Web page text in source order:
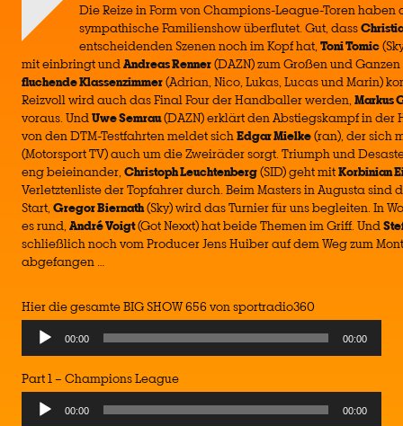
Die Reize in Form von Champions-League-Toren haben
sympathische Familienshow überflutet. Gut, dass
entscheidenden Szenen noch im Kopf hat, Toni Tomic
mit einbringt undAndreas Renner(DAZN) zum Großen und
fluchende Klassenzimmer(Adrian, Nico, Lukas, Lucas und Marin)
Reizvoll wird auch das Final Four der Handballer werden, Markus
voraus. UndUwe Semrau(DAZN) erklärt den Abstiegskampf in der
von den DTM-Testfahrten meldet sichEdgar Mielke(ran), der sich
(Motorsport TV) auch um die Zweiräder sorgt. Triumph und
eng beieinander, Christoph Leuchtenberg(SID) geht mitKorbinian
Verletztenliste der Topfahrer durch. Beim Masters in Augusta
Start, Gregor Biernath(Sky) wird das Turnier für uns begleiten. In
es rund, André Voigt(Got Nexxt) hat beide Themen im Griff. Und
schließlich noch vom Producer Jens Huiber auf dem Weg zum
abgefangen …
Hier die gesamte BIG SHOW 656 von sportradio360
Audio
Player
00:00 00:00
Part 1 – Champions League
Audio
00:00 00:00